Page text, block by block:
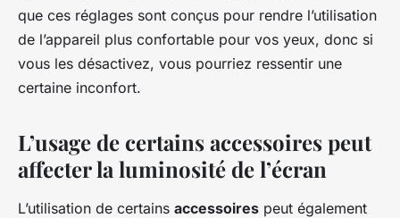
que ces réglages sont conçus pour rendre l’utilisation
de l’appareil plus confortable pour vos yeux, donc si
vous les désactivez, vous pourriez ressentir une
certaine inconfort.
L’usage de certains accessoires peut
affecter la luminosité de l’écran
L’utilisation de certains accessoires peut également